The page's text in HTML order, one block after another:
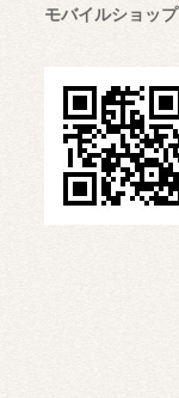
モバイルショップ